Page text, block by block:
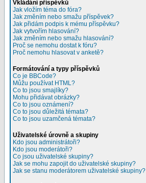
Vkládání příspěvků
Jak vložím téma do fóra?
Jak změním nebo smažu příspěvek?
Jak přidám podpis k mému příspěvku?
Jak vytvořím hlasování?
Jak změním nebo smažu hlasování?
Proč se nemohu dostat k fóru?
Proč nemohu hlasovat v anketě?
Formátování a typy příspěvků
Co je BBCode?
Můžu používat HTML?
Co to jsou smajlíky?
Mohu přidávat obrázky?
Co to jsou oznámení?
Co to jsou důležitá témata?
Co to jsou uzamčená témata?
Uživatelské úrovně a skupiny
Kdo jsou administrátoři?
Kdo jsou moderátoři?
Co jsou uživatelské skupiny?
Jak se mohu zapojit do uživatelské skupiny?
Jak se stanu moderátorem uživatelské skupiny?